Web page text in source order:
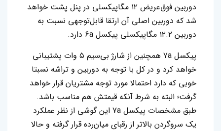
دوربین فوق‌عریض ۱۲ مگاپیکسلی در پنل پشت خواهد
شد که دوربین اصلی آن ارتقا قابل‌توجهی نسبت به
دوربین ۱۲.۲ مگاپیکسلی پیکسل 6a دارد.
پیکسل 7a همچنین از شارژ بی‌سیم ۵ وات پشتیبانی
خواهد کرد و در کل با توجه به دوربین و تراشه نسبتا
خوبی که دارد احتمالا مورد توجه مشتریان قرار خواهد
گرفت؛ البته به شرط آنکه قیمتش هم ‌مناسب باشد.
طبق مشخصات پیکسل 7a این گوشی از نظر عملکرد
یک سروگردن بالاتر از رقبای میان‌رده قرار گرفته و حالا